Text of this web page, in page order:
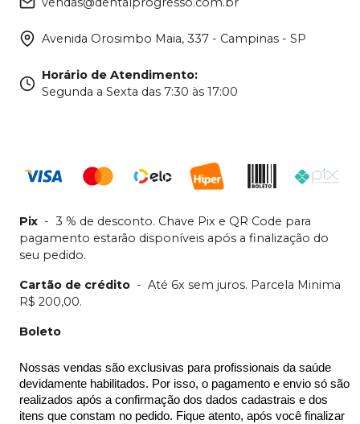
Avenida Orosimbo Maia, 337 - Campinas - SP
Horário de Atendimento:
Segunda a Sexta das 7:30 às 17:00
Pix - 3 % de desconto. Chave Pix e QR Code para
pagamento estarão disponíveis após a finalização do
seu pedido.
Cartão de crédito - Até 6x sem juros. Parcela Minima
R$ 200,00.
Boleto
Nossas vendas são exclusivas para profissionais da saúde
devidamente habilitados. Por isso, o pagamento e envio só são
realizados após a confirmação dos dados cadastrais e dos
itens que constam no pedido. Fique atento, após você finalizar